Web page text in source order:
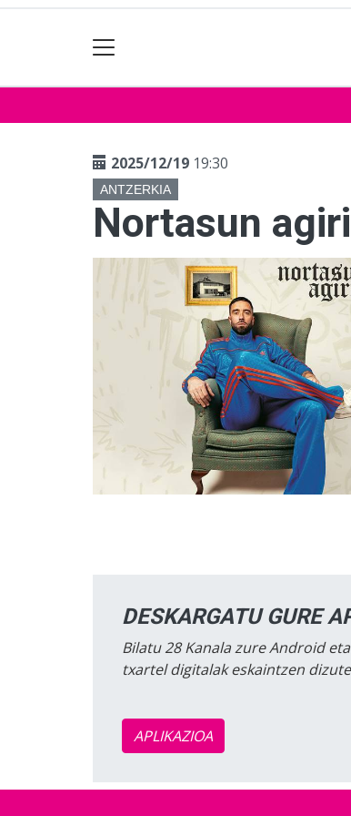
2025/12/19 19:30
ANTZERKIA
Nortasun
DESKARGATU GURE
Bilatu 28 Kanala zure Android
txartel digitalak eskaintzen
APLIKAZIOA